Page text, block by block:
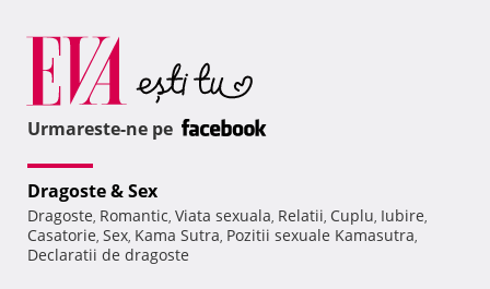
Urmareste-ne pe
Dragoste & Sex
Dragoste, Romantic, Viata sexuala, Relatii, Cuplu, Iubire,
Casatorie, Sex, Kama Sutra, Pozitii sexuale Kamasutra,
Declaratii de dragoste